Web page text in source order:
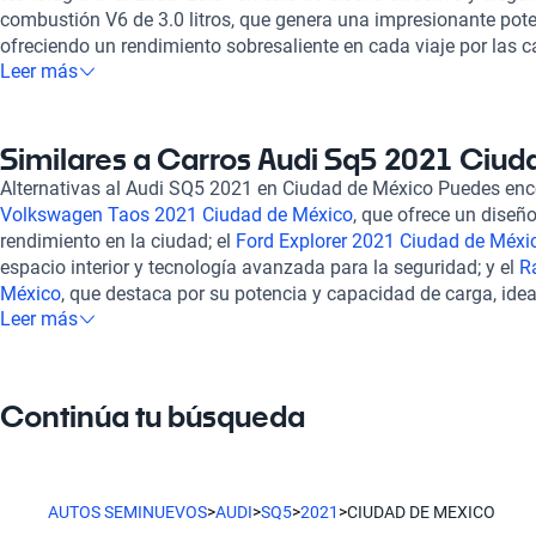
combustión V6 de 3.0 litros, que genera una impresionante
ofreciendo un rendimiento sobresaliente en cada viaje por las
experiencia de conducción se ve enriquecida por su
combustible combinado de solo 9.1 litros cada 100 km, el Audi
eficiente sin sacrificar su potente desempeño. En términos de
cuenta con capacidad para cinco pasajeros, interiores de lujo
seis airbags que brindan tranquilidad en cada trayecto. El SQ5
de integración móvil, permitiendo conectar tu dispositivo a
Auto, además de contar con sensores de estacionamiento y
maniobras en espacios reducidos. Al considerar la compra de
necesidades. La experiencia de compra es 100% en línea, y
además de la posibilidad de contratar una garantía extendida
Leer más
Similares a Carros Audi Sq5 2021
Alternativas al Audi SQ5 2021 en Ciudad de México Puedes
Volkswagen Taos 2021 Ciudad de México, que ofrece un
rendimiento en la ciudad; el Ford Explorer 2021 Ciudad de
espacio interior y tecnología avanzada para la seguridad; y el
México, que destaca por su potencia y capacidad de carga,
vehículo robusto para el trabajo. Cada uno de estos modelos
Leer más
Continúa tu búsqueda
AUTOS SEMINUEVOS>AUDI>SQ5>2021 >CIUDAD DE MEXICO